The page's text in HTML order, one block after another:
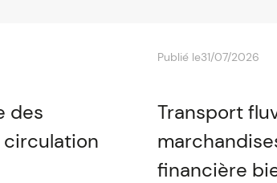
des
Publié le31/07/2026
Transport
financière